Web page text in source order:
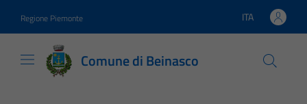
Regione Piemonte Lingua attiva:
ITA
Comune di Beinasco